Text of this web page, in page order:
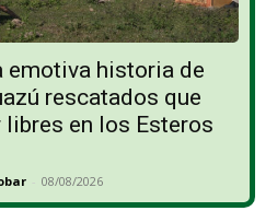
emotiva historia de
rescatados que
en los Esteros
- 08/08/2026